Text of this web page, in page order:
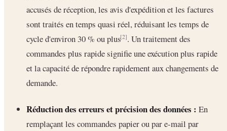
accusés de réception, les avis d'expédition et les factures
sont traités en temps quasi réel, réduisant les temps de
cycle d'environ 30 % ou plus[2]. Un traitement des
commandes plus rapide signifie une exécution plus rapide
et la capacité de répondre rapidement aux changements de
demande.
Réduction des erreurs et précision des données : En
remplaçant les commandes papier ou par e-mail par